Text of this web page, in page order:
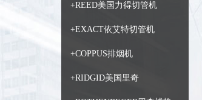
+REED美国力得切管机
+EXACT依艾特切管机
+COPPUS排烟机
+RIDGID美国里奇